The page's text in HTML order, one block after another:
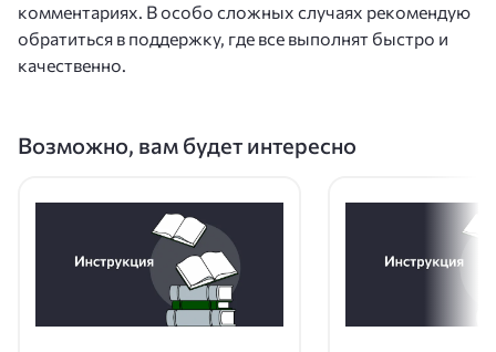
комментариях. В особо сложных случаях рекомендую
обратиться в поддержку, где все выполнят быстро и
качественно.
Возможно, вам будет интересно